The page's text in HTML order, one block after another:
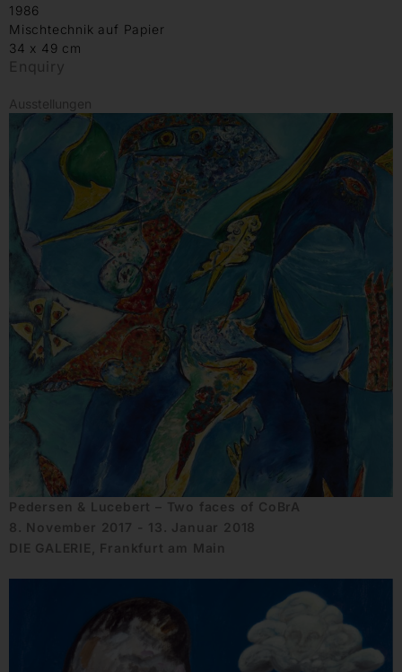
1986
Mischtechnik auf Papier
34 x 49 cm
Enquiry
Ausstellungen
Pedersen & Lucebert – Two faces of CoBrA
8. November 2017 - 13. Januar 2018
DIE GALERIE, Frankfurt am Main